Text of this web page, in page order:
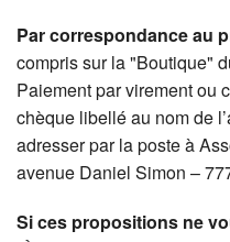
Par correspondance au
compris sur la "Boutique"
Paiement par virement ou
chèque libellé au nom de
adresser par la poste à
avenue Daniel Simon –
Si ces propositions ne